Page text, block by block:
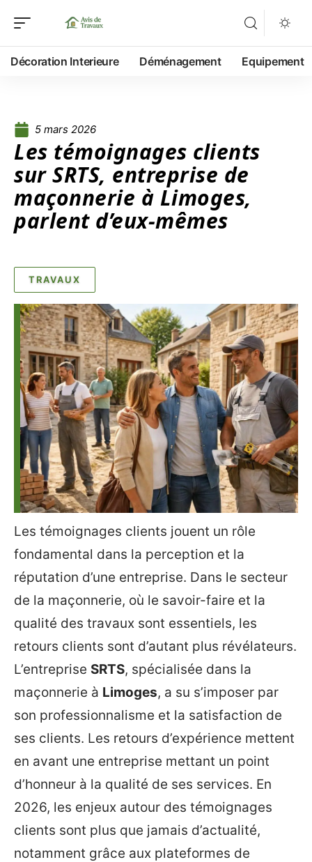
Décoration Interieure Déménagement Equipement
5 mars 2026
Les témoignages clients
sur SRTS, entreprise de
maçonnerie à Limoges,
parlent d’eux-mêmes
TRAVAUX
Les témoignages clients jouent un rôle
fondamental dans la perception et la
réputation d’une entreprise. Dans le secteur
de la maçonnerie, où le savoir-faire et la
qualité des travaux sont essentiels, les
retours clients sont d’autant plus révélateurs.
L’entreprise SRTS, spécialisée dans la
maçonnerie à Limoges, a su s’imposer par
son professionnalisme et la satisfaction de
ses clients. Les retours d’expérience mettent
en avant une entreprise mettant un point
d’honneur à la qualité de ses services. En
2026, les enjeux autour des témoignages
clients sont plus que jamais d’actualité,
notamment grâce aux plateformes de